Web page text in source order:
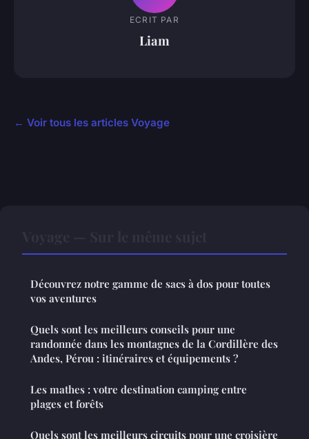
ECRIT PAR
Liam
← Voir tous les articles Voyage
Découvrez notre gamme de sacs à dos pour toutes
vos aventures
Quels sont les meilleurs conseils pour une
randonnée dans les montagnes de la Cordillère des
Andes, Pérou : itinéraires et équipements ?
Les mathes : votre destination camping entre
plages et forêts
Quels sont les meilleurs circuits pour une croisière